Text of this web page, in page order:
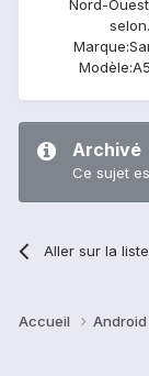
Nord-
Marque:
Modèle:
Archivé
Ce sujet
Aller sur la
Accueil Android